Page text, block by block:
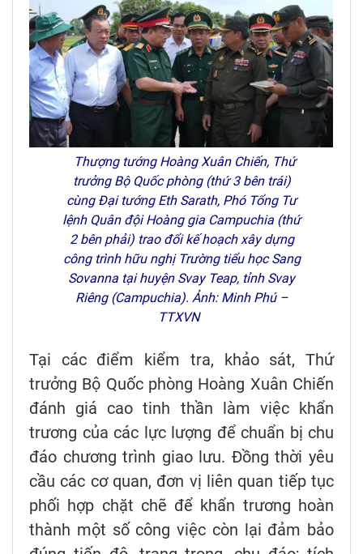
Thượng tướng Hoàng Xuân Chiến, Thứ
trưởng Bộ Quốc phòng (thứ 3 bên trái)
cùng Đại tướng Eth Sarath, Phó Tổng Tư
lệnh Quân đội Hoàng gia Campuchia (thứ
2 bên phải) trao đổi kế hoạch xây dựng
công trình hữu nghị Trường tiểu học Sang
Sovanna tại huyện Svay Teap, tỉnh Svay
Riêng (Campuchia). Ảnh: Minh Phú –
TTXVN
Tại các điểm kiểm tra, khảo sát, Thứ
trưởng Bộ Quốc phòng Hoàng Xuân Chiến
đánh giá cao tinh thần làm việc khẩn
trương của các lực lượng để chuẩn bị chu
đáo chương trình giao lưu. Đồng thời yêu
cầu các cơ quan, đơn vị liên quan tiếp tục
phối hợp chặt chẽ để khẩn trương hoàn
thành một số công việc còn lại đảm bảo